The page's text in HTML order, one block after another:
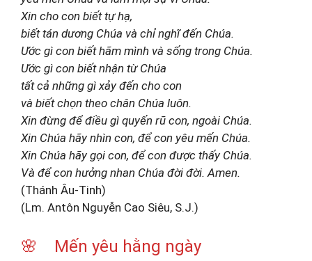
Xin cho con biết tự hạ,
biết tán dương Chúa và chỉ nghĩ đến Chúa.
Ước gì con biết hãm mình và sống trong Chúa.
Ước gì con biết nhận từ Chúa
tất cả những gì xảy đến cho con
và biết chọn theo chân Chúa luôn.
Xin đừng để điều gì quyến rũ con, ngoài Chúa.
Xin Chúa hãy nhìn con, để con yêu mến Chúa.
Xin Chúa hãy gọi con, để con được thấy Chúa.
Và để con hưởng nhan Chúa đời đời. Amen.
(Thánh Âu-Tinh)
(Lm. Antôn Nguyễn Cao Siêu, S.J.)
🌸 Mến yêu hằng ngày